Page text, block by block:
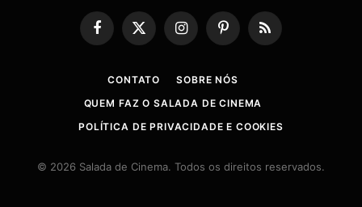
Facebook
X
(Twitter)
InstagramPinterestRSS
CONTATO
SOBRE NÓS
QUEM FAZ O SALADA DE CINEMA
POLÍTICA DE PRIVACIDADE E COOKIES
© 2026 Salada de Cinema. Todos os direitos reservados.